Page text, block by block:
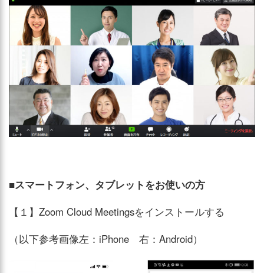
■スマートフォン、タブレットをお使いの方
【１】Zoom Cloud Meetingsをインストールする
（以下参考画像左：iPhone 右：Android）